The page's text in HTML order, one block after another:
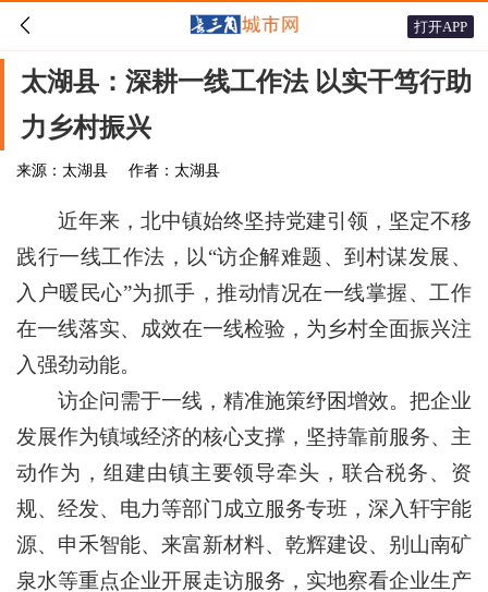
 打开APP
太湖县：深耕一线工作法 以实干笃行助
力乡村振兴
来源：太湖县 作者：太湖县
近年来，北中镇始终坚持党建引领，坚定不移
践行一线工作法，以“访企解难题、到村谋发展、
入户暖民心”为抓手，推动情况在一线掌握、工作
在一线落实、成效在一线检验，为乡村全面振兴注
入强劲动能。
访企问需于一线，精准施策纾困增效。把企业
发展作为镇域经济的核心支撑，坚持靠前服务、主
动作为，组建由镇主要领导牵头，联合税务、资
规、经发、电力等部门成立服务专班，深入轩宇能
源、申禾智能、来富新材料、乾辉建设、别山南矿
泉水等重点企业开展走访服务，实地察看企业生产